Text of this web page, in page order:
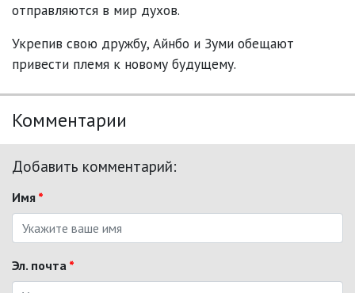
отправляются в мир духов.
Укрепив свою дружбу, Айнбо и Зуми обещают
привести племя к новому будущему.
Комментарии
Добавить комментарий:
Имя *
Эл. почта *